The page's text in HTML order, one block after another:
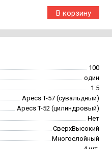
100
один
1.5
Apecs T-57 (сувальдный)
Apecs T-52 (цилиндровый)
Нет
СверхВысокий
Многослойный